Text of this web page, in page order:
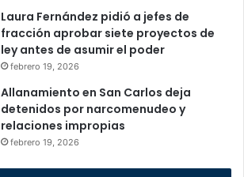
Laura Fernández pidió a jefes de
fracción aprobar siete proyectos de
ley antes de asumir el poder
febrero 19, 2026
Allanamiento en San Carlos deja
detenidos por narcomenudeo y
relaciones impropias
febrero 19, 2026